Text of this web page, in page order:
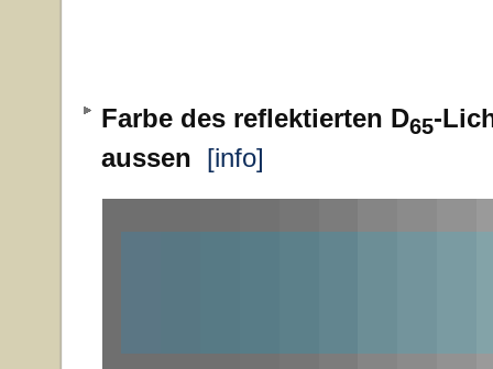
Farbe des reflektierten D65-
aussen
[info]